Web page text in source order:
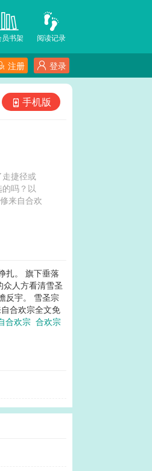
阅读记录
员书架
登录
注册
手机版
捷径或
吗？以
扎。 旗下垂落
人方看清雪圣
反宇。 雪圣宗
合欢宗全文免
合欢宗 合欢宗